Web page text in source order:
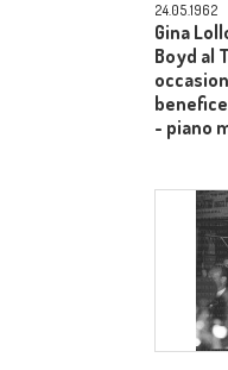
24.05.1962
Gina
Boyd al
- piano